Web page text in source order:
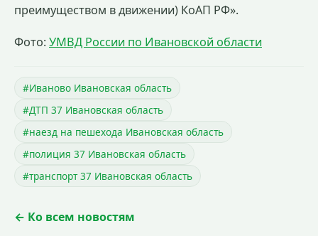
преимуществом в движении) КоАП РФ».
Фото: УМВД России по Ивановской области
#Иваново Ивановская область
#ДТП 37 Ивановская область
#наезд на пешехода Ивановская область
#полиция 37 Ивановская область
#транспорт 37 Ивановская область
← Ко всем новостям